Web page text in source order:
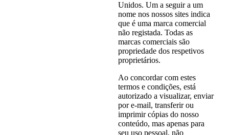
Unidos. Um a seguir a um
nome nos nossos sites indica
que é uma marca comercial
não registada. Todas as
marcas comerciais são
propriedade dos respetivos
proprietários.
Ao concordar com estes
termos e condições, está
autorizado a visualizar, enviar
por e-mail, transferir ou
imprimir cópias do nosso
conteúdo, mas apenas para
seu uso pessoal, não